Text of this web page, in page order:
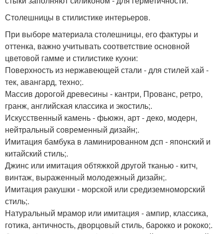
Столешницы в стилистике интерьеров.
При выборе материала столешницы, его фактуры и
оттенка, важно учитывать соответствие основной
цветовой гамме и стилистике кухни:
Поверхность из нержавеющей стали - для стилей хай -
тек, авангард, техно;.
Массив дорогой древесины - кантри, Прованс, ретро,
гранж, английская классика и экостиль;.
Искусственный камень - фьюжн, арт - деко, модерн,
нейтральный современный дизайн;.
Имитация бамбука в ламинированном дсп - японский и
китайский стиль;.
Джинс или имитация обтяжкой другой тканью - китч,
винтаж, выраженный молодежный дизайн;.
Имитация ракушки - морской или средиземноморский
стиль;.
Натуральный мрамор или имитация - ампир, классика,
готика, античность, дворцовый стиль, барокко и рококо;.